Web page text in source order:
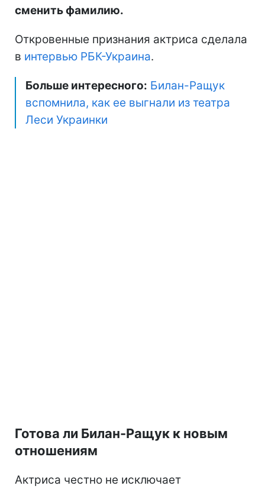
сменить фамилию.
Откровенные признания актриса сделала
в интервью РБК-Украина.
Больше интересного: Билан-Ращук
вспомнила, как ее выгнали из театра
Леси Украинки
Готова ли Билан-Ращук к новым
отношениям
Актриса честно не исключает